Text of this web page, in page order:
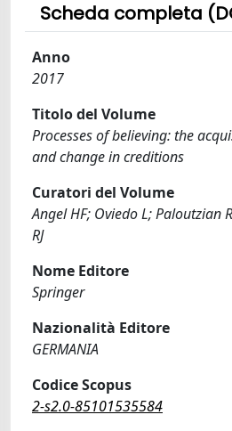
Scheda completa
Anno
2017
Titolo del Volume
Processes of believing: the
and change in creditions
Curatori del Volume
Angel HF; Oviedo L; Paloutzian
RJ
Nome Editore
Springer
Nazionalità Editore
GERMANIA
Codice Scopus
2-s2.0-85101535584